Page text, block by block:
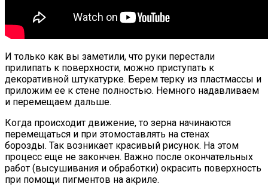
И только как вы заметили, что руки перестали
прилипать к поверхности, можно приступать к
декоративной штукатурке. Берем терку из пластмассы и
приложим ее к стене полностью. Немного надавливаем
и перемещаем дальше.
Когда происходит движение, то зерна начинаются
перемещаться и при этомоставлять на стенах
борозды. Так возникает красивый рисунок. На этом
процесс еще не закончен. Важно после окончательных
работ (высушивания и обработки) окрасить поверхность
при помощи пигментов на акриле.